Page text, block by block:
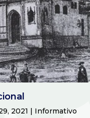
2021 | Informativo